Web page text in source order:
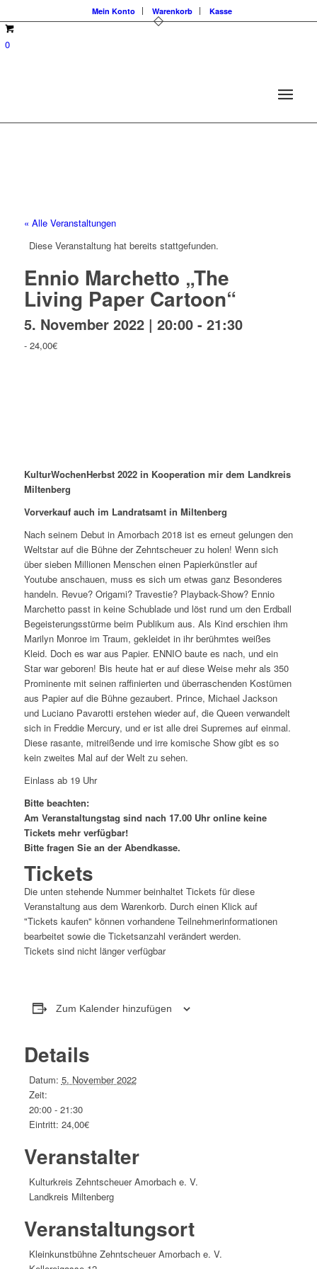
Mein Konto Warenkorb Kasse
0
« Alle Veranstaltungen
Diese Veranstaltung hat bereits stattgefunden.
Ennio Marchetto „The
Living Paper Cartoon“
5. November 2022 | 20:00- 21:30
- 24,00€
KulturWochenHerbst 2022 in Kooperation mir dem Landkreis
Miltenberg
Vorverkauf auch im Landratsamt in Miltenberg
Nach seinem Debut in Amorbach 2018 ist es erneut gelungen den
Weltstar auf die Bühne der Zehntscheuer zu holen! Wenn sich
über sieben Millionen Menschen einen Papierkünstler auf
Youtube anschauen, muss es sich um etwas ganz Besonderes
handeln. Revue? Origami? Travestie? Playback-Show? Ennio
Marchetto passt in keine Schublade und löst rund um den Erdball
Begeisterungsstürme beim Publikum aus. Als Kind erschien ihm
Marilyn Monroe im Traum, gekleidet in ihr berühmtes weißes
Kleid. Doch es war aus Papier. ENNIO baute es nach, und ein
Star war geboren! Bis heute hat er auf diese Weise mehr als 350
Prominente mit seinen raffinierten und überraschenden Kostümen
aus Papier auf die Bühne gezaubert. Prince, Michael Jackson
und Luciano Pavarotti erstehen wieder auf, die Queen verwandelt
sich in Freddie Mercury, und er ist alle drei Supremes auf einmal.
Diese rasante, mitreißende und irre komische Show gibt es so
kein zweites Mal auf der Welt zu sehen.
Einlass ab 19 Uhr
Bitte beachten:
Am Veranstaltungstag sind nach 17.00 Uhr online keine
Tickets mehr verfügbar!
Bitte fragen Sie an der Abendkasse.
Tickets
Die unten stehende Nummer beinhaltet Tickets für diese
Veranstaltung aus dem Warenkorb. Durch einen Klick auf
"Tickets kaufen" können vorhandene Teilnehmerinformationen
bearbeitet sowie die Ticketsanzahl verändert werden.
Tickets sind nicht länger verfügbar
Zum Kalender hinzufügen
Details
Datum: 5. November 2022
Zeit:
20:00 - 21:30
Eintritt: 24,00€
Veranstalter
Kulturkreis Zehntscheuer Amorbach e. V.
Landkreis Miltenberg
Veranstaltungsort
Kleinkunstbühne Zehntscheuer Amorbach e. V.